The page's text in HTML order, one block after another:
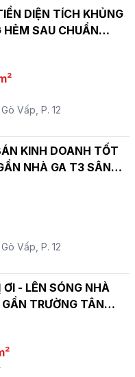
DIỆN TÍCH KHỦNG
Vấp, P. 12
KINH DOANH TỐT
NHÀ GA T3 SÂN
TẶNG NHÀ - SỔ
Vấp, P. 12
- LÊN SÓNG NHÀ
TRƯỜNG TÂN